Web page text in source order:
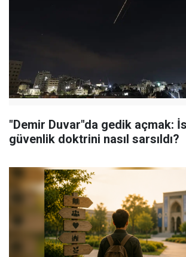
"Demir Duvar"da gedik açmak:
güvenlik doktrini nasıl sarsıldı?